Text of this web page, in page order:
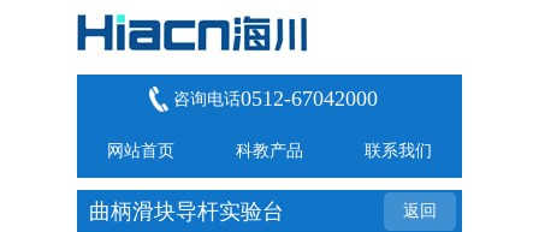
咨询电话0512-67042000
网站首页 科教产品 联系我们
返回
曲柄滑块导杆实验台